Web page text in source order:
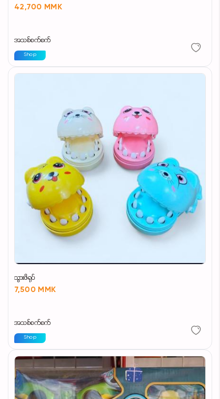
42,700 MMK
အသစ်စက်စက်
Shop
သွားဖိရုပ်
7,500 MMK
အသစ်စက်စက်
Shop